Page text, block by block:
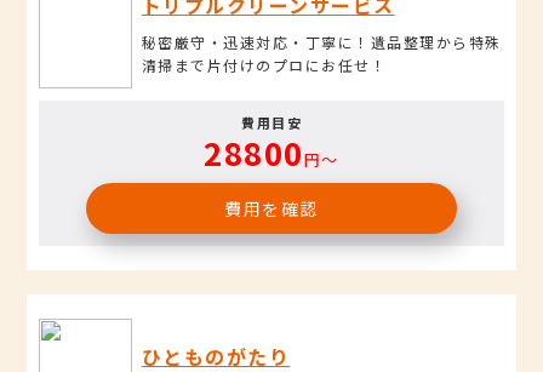
秘密厳守・迅速対応・丁寧に！遺品整理から特殊
清掃まで片付けのプロにお任せ！
費用目安
28800円〜
費用を確認
ひとものがたり